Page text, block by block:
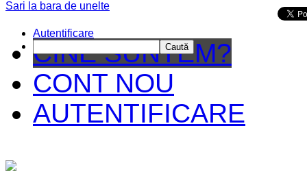
CINE SUNTEM?
CONT NOU
AUTENTIFICARE
Sari la bara de unelte
Autentificare
Caută